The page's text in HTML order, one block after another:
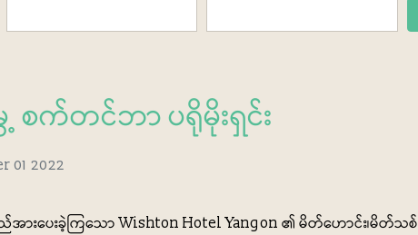
စက်တင်ဘာ ပရိုမိုးရှင်း
01 2022
ည်အားပေးခဲ့ကြသော Wishton Hotel Yangon ၏ မိတ်ဟောင်း၊မိတ်သစ်